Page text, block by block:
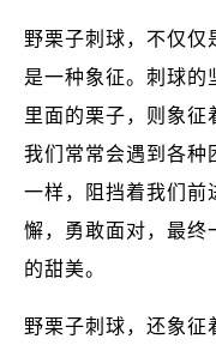
野栗子刺球，不仅仅
是一种象征。刺球的
里面的栗子，则象征
我们常常会遇到各种
一样，阻挡着我们前
懈，勇敢面对，最终
的甜美。
野栗子刺球，还象征